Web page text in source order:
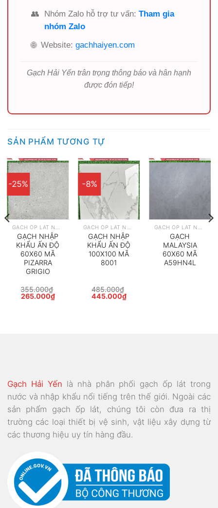
👥
Nhóm Zalo hỗ trợ tư vấn: Tham gia
nhóm Zalo
🌐 Website: gachhaiyen.com
Gạch Hải Yến trân trọng thông báo và hân hạnh
được đón tiếp!
SẢN PHẨM TƯƠNG TỰ
-25%
GẠCH ỐP LÁT NHẬP KHẨU
GẠCH NHẬP
KHẨU ẤN ĐỘ
60X60 MÃ
PIZARRA
GRIGIO
355.000₫
Giá
265.000₫Giá
hiện
-8%
GẠCH ỐP LÁT NHẬP KHẨU
GẠCH NHẬP
KHẨU ẤN ĐỘ
100X100 MÃ
8001
485.000₫
Giá
445.000₫Giá
hiện
GẠCH ỐP LÁT NHẬP KHẨU
GẠCH
MALAYSIA
60X60 MÃ
A59HN4L
Gạch Hải Yến là nhà phân phối gạch ốp lát trong
nước và nhập khẩu nổi tiếng trên thế giới. Ngoài các
sản phẩm gạch ốp lát, chúng tôi còn đưa ra thị
trường các loại thiết bị vệ sinh, vật liệu xây dựng từ
các thương hiệu uy tín hàng đầu.